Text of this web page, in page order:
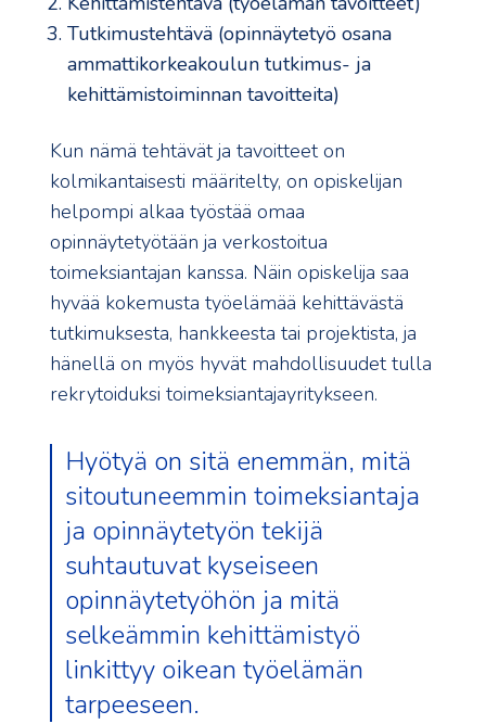
Tutkimustehtävä (opinnäytetyö osana
ammattikorkeakoulun tutkimus- ja
kehittämistoiminnan tavoitteita)
Kun nämä tehtävät ja tavoitteet on
kolmikantaisesti määritelty, on opiskelijan
helpompi alkaa työstää omaa
opinnäytetyötään ja verkostoitua
toimeksiantajan kanssa. Näin opiskelija saa
hyvää kokemusta työelämää kehittävästä
tutkimuksesta, hankkeesta tai projektista, ja
hänellä on myös hyvät mahdollisuudet tulla
rekrytoiduksi toimeksiantajayritykseen.
Hyötyä on sitä enemmän, mitä
sitoutuneemmin toimeksiantaja
ja opinnäytetyön tekijä
suhtautuvat kyseiseen
opinnäytetyöhön ja mitä
selkeämmin kehittämistyö
linkittyy oikean työelämän
tarpeeseen.